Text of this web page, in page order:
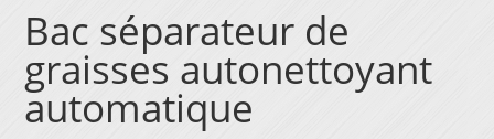
Bac séparateur de
graisses autonettoyant
automatique